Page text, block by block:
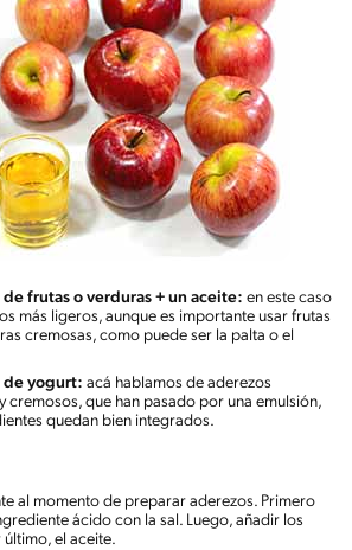
frutas o verduras + un aceite: en este caso
más ligeros, aunque es importante usar frutas
cremosas, como puede ser la palta o el
de yogurt: acá hablamos de aderezos
cremosos, que han pasado por una emulsión,
quedan bien integrados.
al momento de preparar aderezos. Primero
ácido con la sal. Luego, añadir los
el aceite.